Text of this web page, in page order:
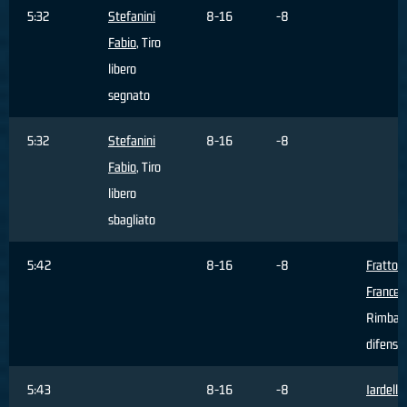
5:32
Stefanini
Fabio, Tiro
libero
segnato
8-16 -8
5:32
Stefanini
Fabio, Tiro
libero
sbagliato
8-16 -8
5:42 8-16 -8
Fratto
5:43 8-16 -8 Iardella